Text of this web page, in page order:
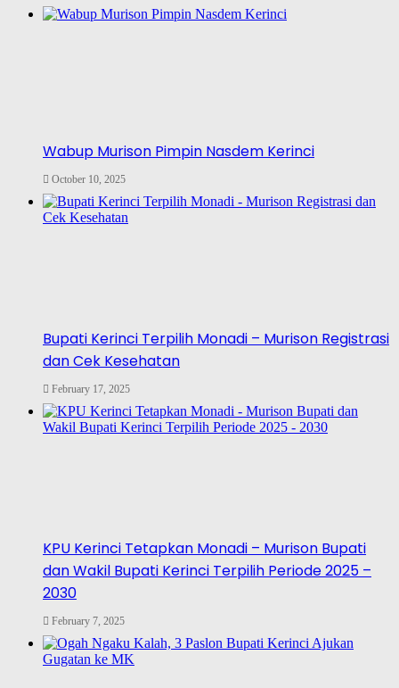
Wabup Murison Pimpin Nasdem Kerinci
October 10, 2025
Bupati Kerinci Terpilih Monadi – Murison Registrasi
dan Cek Kesehatan
February 17, 2025
KPU Kerinci Tetapkan Monadi – Murison Bupati
dan Wakil Bupati Kerinci Terpilih Periode 2025 –
2030
February 7, 2025